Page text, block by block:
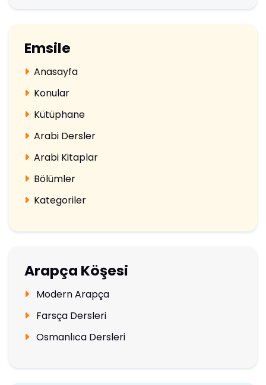
Emsile
Anasayfa
Konular
Kütüphane
Arabi Dersler
Arabi Kitaplar
Bölümler
Kategoriler
Arapça Köşesi
Modern Arapça
Farsça Dersleri
Osmanlıca Dersleri